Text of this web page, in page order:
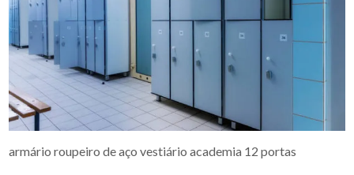
armário roupeiro de aço vestiário academia 12 portas